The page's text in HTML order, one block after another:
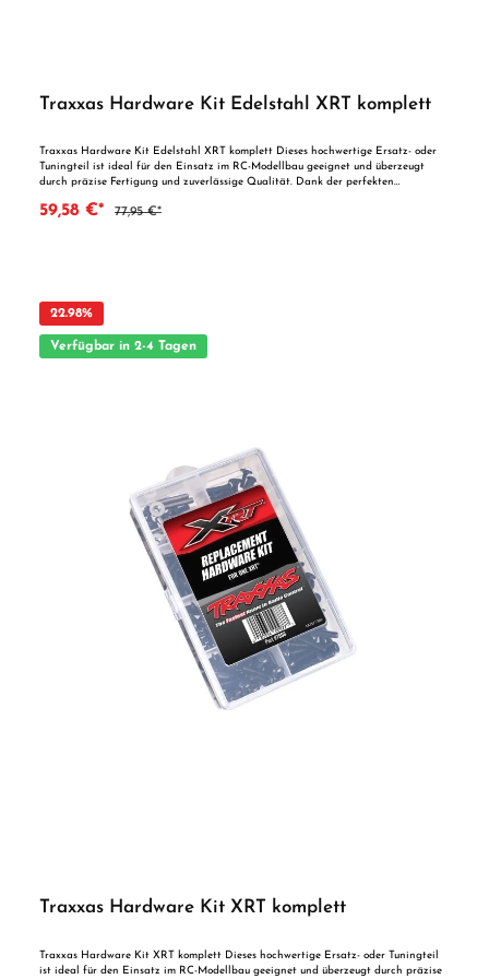
Traxxas Hardware Kit Edelstahl XRT komplett
Traxxas Hardware Kit Edelstahl XRT komplett Dieses hochwertige Ersatz- oder
Tuningteil ist ideal für den Einsatz im RC-Modellbau geeignet und überzeugt
durch präzise Fertigung und zuverlässige Qualität. Dank der perfekten
geeignet. Vorteile auf einen Blick: Passgenaue Verarbeitung Geeignet für
59,58 €* 77,95 €*
22.98%
Verfügbar in 2-4 Tagen
Traxxas Hardware Kit XRT komplett
Traxxas Hardware Kit XRT komplett Dieses hochwertige Ersatz- oder Tuningteil
ist ideal für den Einsatz im RC-Modellbau geeignet und überzeugt durch präzise